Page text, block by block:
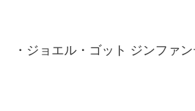
・ジョエル・ゴット ジンファン